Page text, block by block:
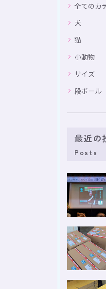
全てのカ
犬
猫
小動物
サイズ
段ボール
最近の
Posts